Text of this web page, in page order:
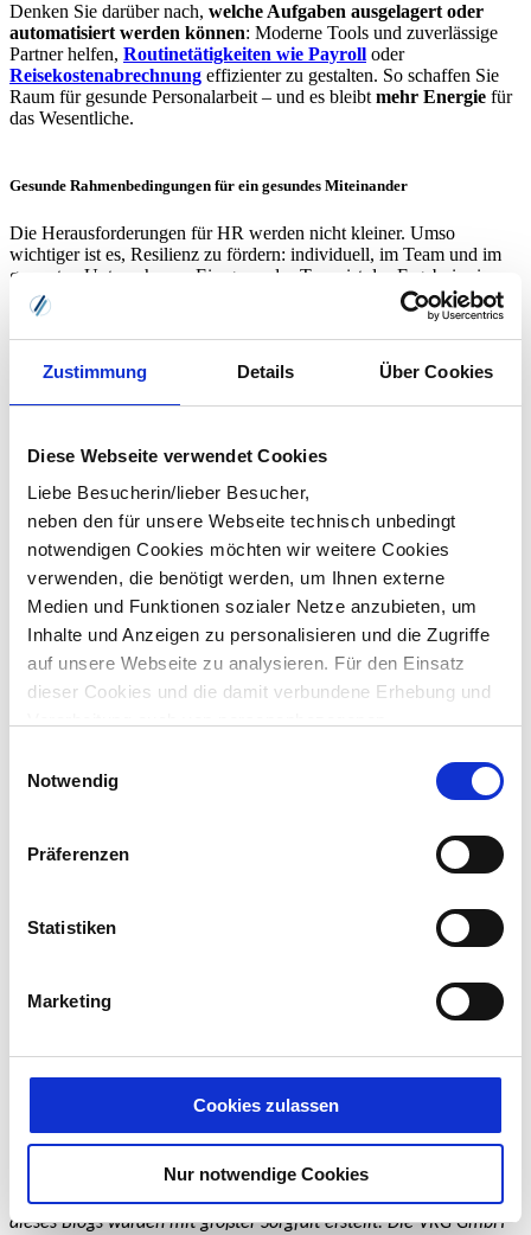
Zustimmung Details Über Cookies
Diese Webseite verwendet Cookies
Liebe Besucherin/lieber Besucher,
neben den für unsere Webseite technisch unbedingt
notwendigen Cookies möchten wir weitere Cookies
verwenden, die benötigt werden, um Ihnen externe
Medien und Funktionen sozialer Netze anzubieten, um
Inhalte und Anzeigen zu personalisieren und die Zugriffe
auf unsere Webseite zu analysieren. Für den Einsatz
dieser Cookies und die damit verbundene Erhebung und
benötigen wir Ihr Einverständnis, das Sie durch Ihre
eigene Auswahl bestimmen können und durch „Auswahl
erlauben“ oder „Cookies zulassen“ erklären. Vollständige
Informationen zu den von uns eingesetzten bzw.
in unserer Datenschutzerklärung.
jeweiligen Cookies akzeptieren, willigen Sie zugleich
das Setzen und Verwenden des jeweiligen Cookies
in die USA übermittelt und verarbeitet werden. Nähere
Informationen entnehmen Sie unserer
Datenschutzerklärung für diese Website.
Notwendig
Präferenzen
Statistiken
Marketing
Cookies zulassen
Nur notwendige Cookies
Denken Sie darüber nach, welche Aufgaben ausgelagert oder
automatisiert werden können: Moderne Tools und zuverlässige
Partner helfen, Routinetätigkeiten wie Payroll oder
Reisekostenabrechnung effizienter zu gestalten. So schaffen Sie
Raum für gesunde Personalarbeit – und es bleibt mehr Energie für
das Wesentliche.
Gesunde Rahmenbedingungen für ein gesundes Miteinander
Die Herausforderungen für HR werden nicht kleiner. Umso
wichtiger ist es, Resilienz zu fördern: individuell, im Team und im
gesamten Unternehmen. Ein gesundes Team ist das Ergebnis eines
gesunden Umfelds – und dieses Umfeld entsteht gemeinsam.
rund um HR-Themen
Disclaimer:Hier schreiben Menschen für Menschen. Die Inhalte
dieses Blogs wurden mit größter Sorgfalt erstellt. Die VRG GmbH